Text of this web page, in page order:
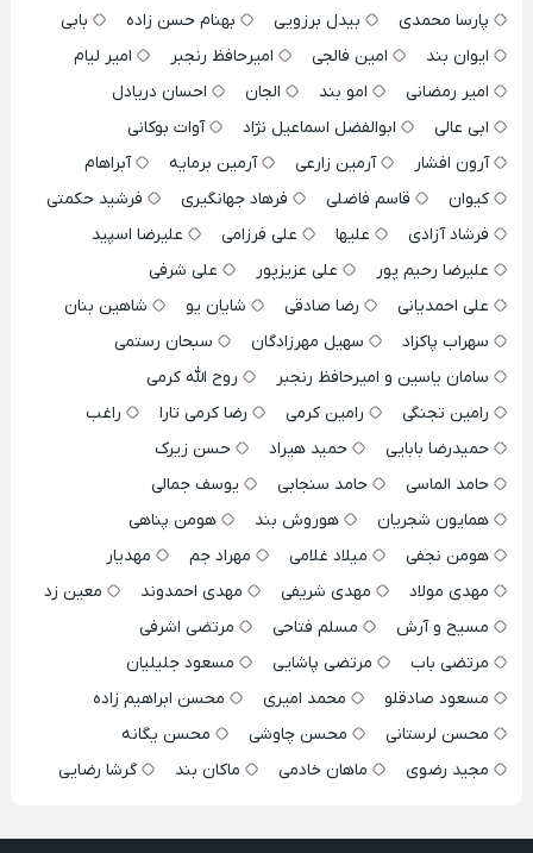
پارسا محمدی
بیدل برزویی بهنام حسن زاده
بابی
ایوان بند
امین فالجی امیرحافظ رنجبر
امیر لیام
امیر رمضانی
امو بند الجان
احسان دریادل
ابی عالی
ابوالفضل اسماعیل نژاد
آوات بوکانی
آرون افشار
آرمین زارعی آرمین برمایه
آبراهام
کیوان
قاسم فاضلی فرهاد جهانگیری
فرشید حکمتی
فرشاد آزادی
علیها علی فرزامی
علیرضا اسپید
علیرضا رحیم پور
علی عزیزپور
علی شرفی
علی احمدیانی
رضا صادقی شایان یو
شاهین بنان
سهراب پاکزاد
سهیل مهرزادگان
سبحان رستمی
سامان یاسین و امیرحافظ رنجبر
روح الله کرمی
رامین تجنگی
رامین کرمی رضا کرمی تارا
راغب
حمیدرضا بابایی
حمید هیراد
حسن زیرک
حامد الماسی
حامد سنجابی
یوسف جمالی
همایون شجریان
هوروش بند
هومن پناهی
هومن نجفی
میلاد غلامی مهراد جم
مهدیار
مهدی مولاد
مهدی شریفی مهدی احمدوند
معین زد
مسیح و آرش
مسلم فتاحی
مرتضی اشرفی
مرتضی باب
مرتضی پاشایی
مسعود جلیلیان
مسعود صادقلو
محمد امیری
محسن ابراهیم زاده
محسن لرستانی
محسن چاوشی
محسن یگانه
مجید رضوی
ماهان خادمی ماکان بند گرشا رضایی